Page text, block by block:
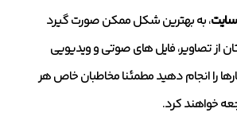
، به بهترین شکل ممکن صورت گیرد
از تصاویر، فایل های صوتی و ویدیویی
را انجام دهید مطمئنا مخاطبان خاص هر
خواهند کرد.